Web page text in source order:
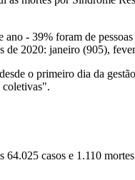
- 39% foram de
de 2020: janeiro (905),
o primeiro dia da
coletivas".
casos e 1.110